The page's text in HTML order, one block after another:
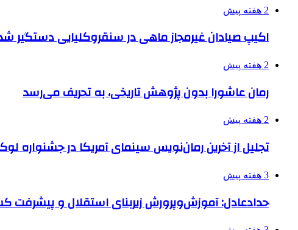
2 هفته پیش
اکیپ صیادان غیرمجاز ماهی در سنقروکلیایی دستگیر
2 هفته پیش
رمان عاشورا بدون پژوهش تاریخی، به تحریف می‌رسد
2 هفته پیش
تجلیل از آخرین رمان‌نویس سینمای آمریکا در جشنواره
3 هفته پیش
حدادعادل: آموزش‌وپرورش زیربنای استقلال و